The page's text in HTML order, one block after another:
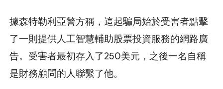
據森特勒利亞警方稱，這起騙局始於受害者點擊
了一則提供人工智慧輔助股票投資服務的網路廣
告。受害者最初存入了250美元，之後一名自稱
是財務顧問的人聯繫了他。